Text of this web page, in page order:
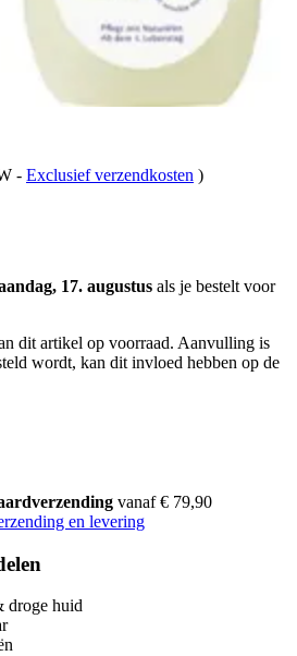
- Exclusief verzendkosten )
17. augustus als je bestelt voor
dit artikel op voorraad. Aanvulling is
wordt, kan dit invloed hebben op de
vanaf € 79,90
en levering
droge huid